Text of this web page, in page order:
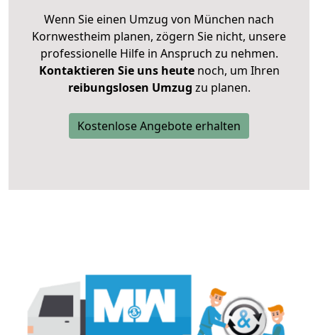
Wenn Sie einen Umzug von München nach
Kornwestheim planen, zögern Sie nicht, unsere
professionelle Hilfe in Anspruch zu nehmen.
Kontaktieren Sie uns heutenoch, um Ihren
reibungslosen Umzug zu planen.
Kostenlose Angebote erhalten